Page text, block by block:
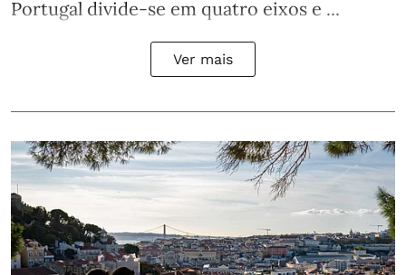
Portugal divide-se em quatro eixos e ...
Ver mais